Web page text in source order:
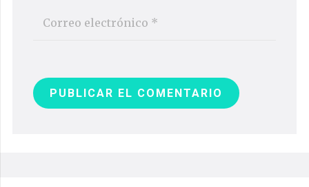
PUBLICAR EL COMENTARIO